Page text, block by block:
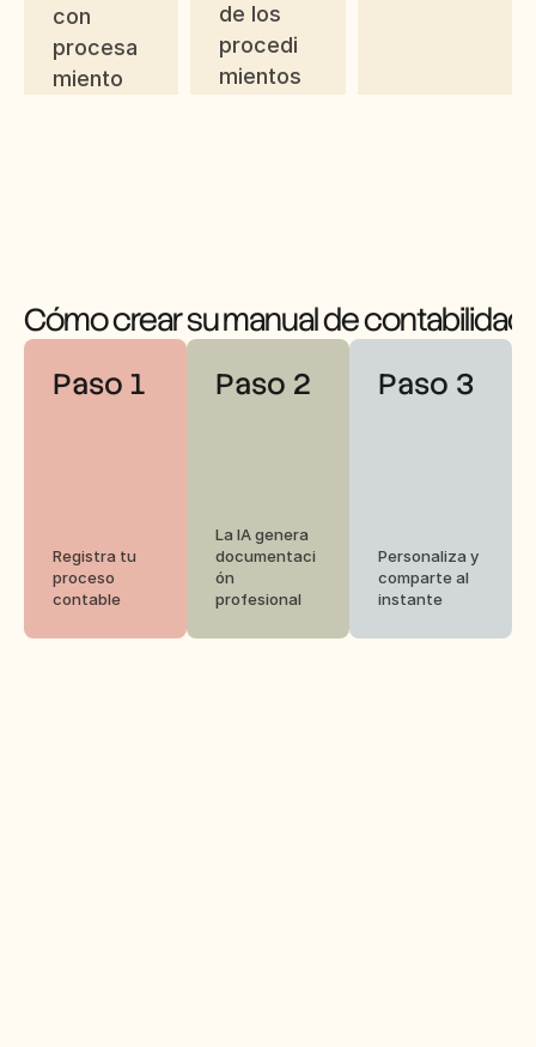
con
procesa
miento
de los
procedi
mientos
Cómo crear su manual de contabilidad
Paso 1
Registra tu
proceso
contable
Paso 2
La IA genera
documentaci
ón
profesional
Paso 3
Personaliza y
comparte al
instante